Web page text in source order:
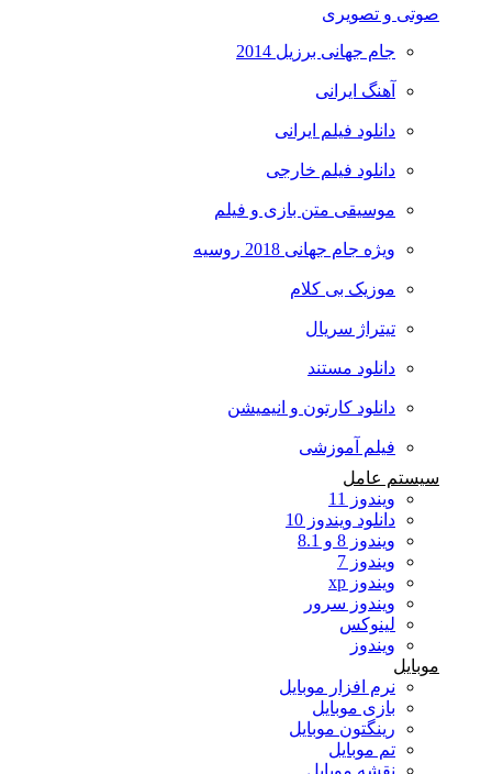
صوتی و تصویری
جام جهانی برزیل 2014
آهنگ ایرانی
دانلود فیلم ایرانی
دانلود فیلم خارجی
موسیقی متن بازی و فیلم
ویژه جام جهانی 2018 روسیه
موزیک بی کلام
تیتراژ سریال
دانلود مستند
دانلود کارتون و انیمیشن
فیلم آموزشی
سیستم عامل
ویندوز 11
دانلود ویندوز 10
ویندوز 8 و 8.1
ویندوز 7
ویندوز xp
ویندوز سرور
لینوکس
ویندوز
موبایل
نرم افزار موبایل
بازی موبایل
رینگتون موبایل
تم موبایل
نقشه موبایل